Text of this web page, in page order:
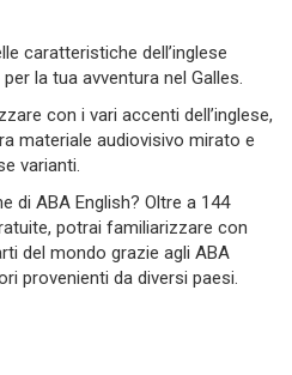
caratteristiche dell’inglese
la tua avventura nel Galles.
con i vari accenti dell’inglese,
materiale audiovisivo mirato e
varianti.
di ABA English? Oltre a 144
potrai familiarizzare con
del mondo grazie agli ABA
provenienti da diversi paesi.